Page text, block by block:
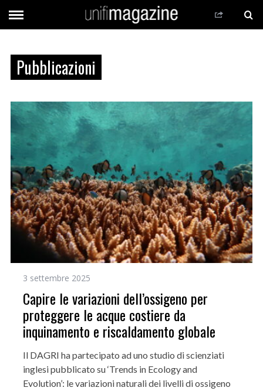
Pubblicazioni
3 settembre 2025
Capire le variazioni dell’ossigeno per
proteggere le acque costiere da
inquinamento e riscaldamento globale
Il DAGRI ha partecipato ad uno studio di scienziati
inglesi pubblicato su ‘Trends in Ecology and
Evolution’: le variazioni naturali dei livelli di ossigeno